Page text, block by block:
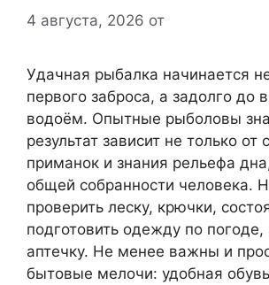
4 августа, 2026 от
Удачная рыбалка начинается
первого заброса, а задолго до
водоём. Опытные рыболовы
результат зависит не только от
приманок и знания рельефа
общей собранности человека.
проверить леску, крючки,
подготовить одежду по
аптечку. Не менее важны и
бытовые мелочи: удобная